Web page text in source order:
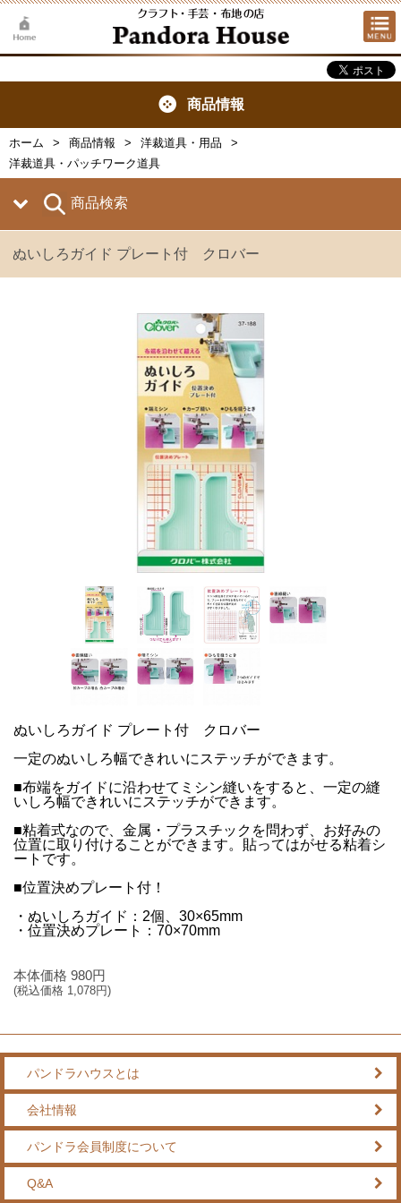
商品情報
ホーム 商品情報
洋裁道具・用品
洋裁道具・パッチワーク道具
商品検索
ぬいしろガイド プレート付 クロバー
ぬいしろガイド プレート付 クロバー
一定のぬいしろ幅できれいにステッチができます。
■布端をガイドに沿わせてミシン縫いをすると、一定の縫
いしろ幅できれいにステッチができます。
■粘着式なので、金属・プラスチックを問わず、お好みの
位置に取り付けることができます。貼ってはがせる粘着シ
ートです。
■位置決めプレート付！
・ぬいしろガイド：2個、30×65mm
・位置決めプレート：70×70mm
本体価格 980円
(税込価格 1,078円)
パンドラハウスとは
会社情報
パンドラ会員制度について
Q&A